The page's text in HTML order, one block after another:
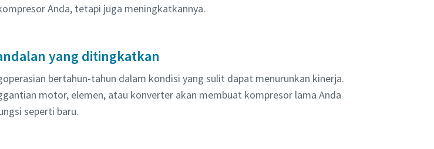
Anda, tetapi juga meningkatkannya.
yang ditingkatkan
bertahun-tahun dalam kondisi yang sulit dapat menurunkan kinerja.
motor, elemen, atau konverter akan membuat kompresor lama Anda
seperti baru.